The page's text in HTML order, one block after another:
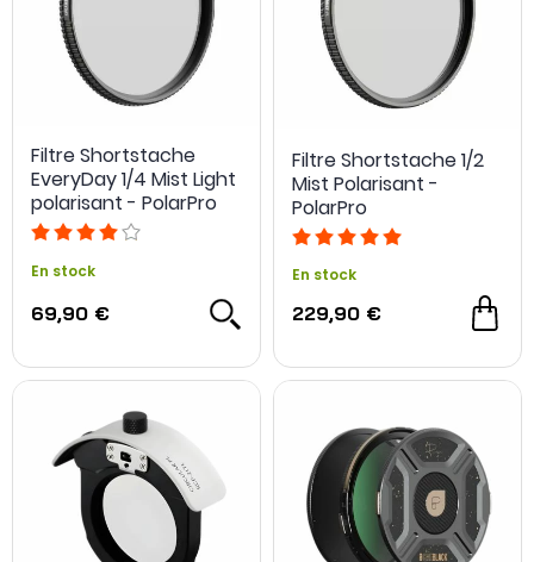
Filtre Shortstache
EveryDay 1/4 Mist Light
polarisant - PolarPro
En stock
69,90 €
Filtre Shortstache 1/2
Mist Polarisant -
PolarPro
En stock
229,90 €